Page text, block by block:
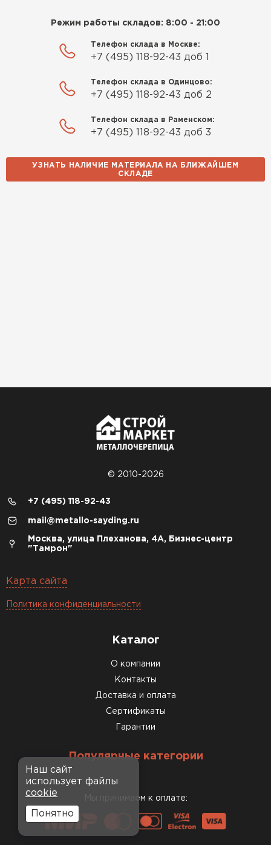
Режим работы складов: 8:00 - 21:00
Телефон склада в Москве:
+7 (495) 118-92-43 доб 1
Телефон склада в Одинцово:
+7 (495) 118-92-43 доб 2
Телефон склада в Раменском:
+7 (495) 118-92-43 доб 3
УЗНАТЬ НАЛИЧИЕ МАТЕРИАЛА НА БЛИЖАЙШЕМ
СКЛАДЕ
© 2010-2026
+7 (495) 118-92-43
mail@metallo-sayding.ru
Москва, улица Плеханова, 4А, Бизнес-центр
"Тамрон"
Карта сайта
Политика конфиденциальности
Каталог
О компании
Контакты
Доставка и оплата
Сертификаты
Гарантии
Популярные категории
Мы принимаем к оплате:
Наш сайт
использует файлы
cookie
Понятно